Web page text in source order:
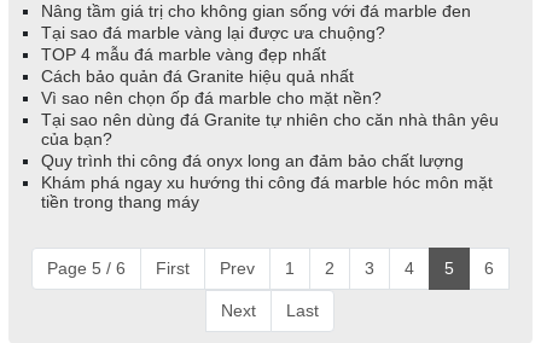
Nâng tầm giá trị cho không gian sống với đá marble đen
Tại sao đá marble vàng lại được ưa chuộng?
TOP 4 mẫu đá marble vàng đẹp nhất
Cách bảo quản đá Granite hiệu quả nhất
Vì sao nên chọn ốp đá marble cho mặt nền?
Tại sao nên dùng đá Granite tự nhiên cho căn nhà thân yêu
của bạn?
Quy trình thi công đá onyx long an đảm bảo chất lượng
Khám phá ngay xu hướng thi công đá marble hóc môn mặt
tiền trong thang máy
Page 5 / 6 First Prev 1 2 3 4 5 6
Next Last